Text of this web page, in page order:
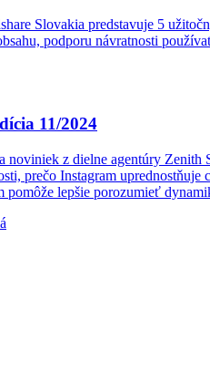
Slovakia predstavuje 5
podporu návratnosti
11/2024
z dielne agentúry Zenith
prečo Instagram
pomôže lepšie porozumieť